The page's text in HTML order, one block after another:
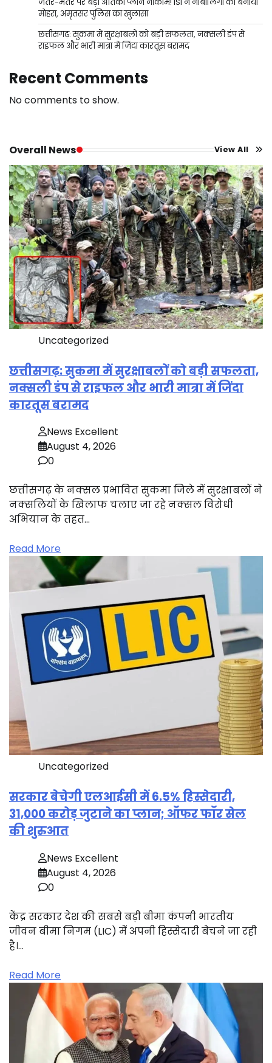
मोहरा, अमृतसर पुलिस का खुलासा
छत्तीसगढ़: सुकमा में सुरक्षाबलों को बड़ी सफलता, नक्सली डंप से
राइफल और भारी मात्रा में जिंदा कारतूस बरामद
Recent Comments
No comments to show.
Overall News View All
Uncategorized
छत्तीसगढ़: सुकमा में सुरक्षाबलों को बड़ी सफलता,
नक्सली डंप से राइफल और भारी मात्रा में जिंदा
कारतूस बरामद
News Excellent
August 4, 2026
0
छत्तीसगढ़ के नक्सल प्रभावित सुकमा जिले में सुरक्षाबलों ने
नक्सलियों के खिलाफ चलाए जा रहे नक्सल विरोधी
अभियान के तहत…
Read More
Uncategorized
सरकार बेचेगी एलआईसी में 6.5% हिस्सेदारी,
31,000 करोड़ जुटाने का प्लान; ऑफर फॉर सेल
की शुरुआत
News Excellent
August 4, 2026
0
केंद्र सरकार देश की सबसे बड़ी बीमा कंपनी भारतीय
जीवन बीमा निगम (LIC) में अपनी हिस्सेदारी बेचने जा रही
है।…
Read More